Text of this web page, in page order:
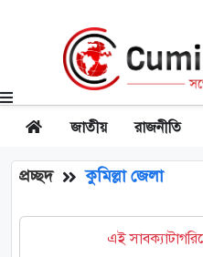
জাতীয় রাজনীতি
প্রচ্ছদ কুমিল্লা জেলা
এই